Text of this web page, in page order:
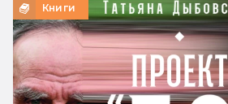
Книги